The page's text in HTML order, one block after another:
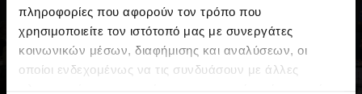
πληροφορίες που αφορούν τον τρόπο που
χρησιμοποιείτε τον ιστότοπό μας με συνεργάτες
κοινωνικών μέσων, διαφήμισης και αναλύσεων, οι
οποίοι ενδεχομένως να τις συνδυάσουν με άλλες